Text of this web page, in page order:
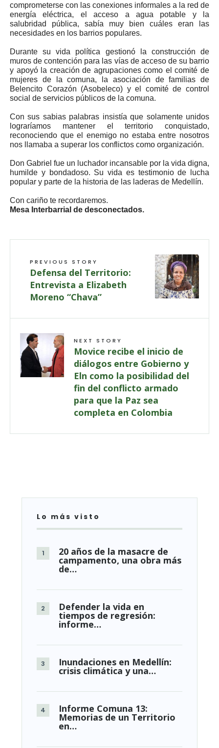
comprometerse con las conexiones informales a la red de
energía eléctrica, el acceso a agua potable y la
salubridad pública, sabía muy bien cuáles eran las
necesidades en los barrios populares.
Durante su vida política gestionó la construcción de
muros de contención para las vías de acceso de su barrio
y apoyó la creación de agrupaciones como el comité de
mujeres de la comuna, la asociación de familias de
Belencito Corazón (Asobeleco) y el comité de control
social de servicios públicos de la comuna.
Con sus sabias palabras insistía que solamente unidos
lograríamos mantener el territorio conquistado,
reconociendo que el enemigo no estaba entre nosotros
nos llamaba a superar los conflictos como organización.
Don Gabriel fue un luchador incansable por la vida digna,
humilde y bondadoso. Su vida es testimonio de lucha
popular y parte de la historia de las laderas de Medellín.
Con cariño te recordaremos.
Mesa Interbarrial de desconectados.
PREVIOUS STORY
Defensa del Territorio:
Entrevista a Elizabeth
Moreno “Chava”
NEXT STORY
Movice recibe el inicio de
diálogos entre Gobierno y
Eln como la posibilidad del
fin del conflicto armado
para que la Paz sea
completa en Colombia
Lo más visto
20 años de la masacre de
campamento, una obra más
de…
Defender la vida en
tiempos de regresión:
informe…
Inundaciones en Medellín:
crisis climática y una…
Informe Comuna 13:
Memorias de un Territorio
en…